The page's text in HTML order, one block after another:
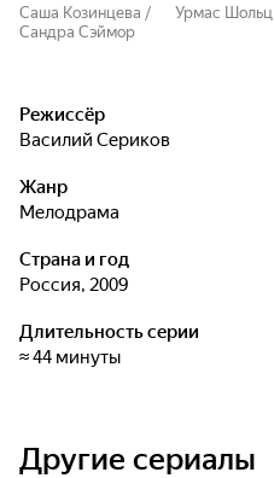
Саша Козинцева /
Сандра Сэймор
Урмас Шольц
Режиссёр
Василий Сериков
Жанр
мелодрама
Страна и год
Россия, 2009
Длительность серии
≈ 44 минуты
Другие сериалы